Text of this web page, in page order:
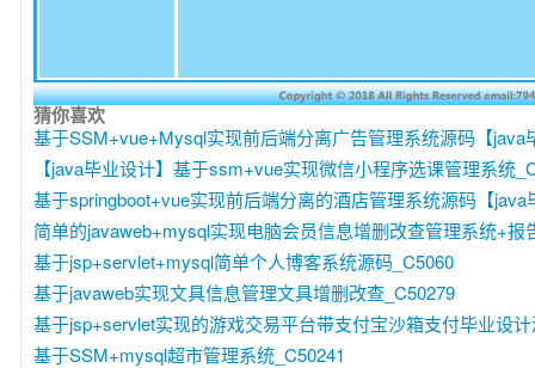
猜你喜欢
基于SSM+vue+Mysql实现前后端分离广告管理系统源码【java
【java毕业设计】基于ssm+vue实现微信小程序选课管理系统
基于springboot+vue实现前后端分离的酒店管理系统源码【java
简单的javaweb+mysql实现电脑会员信息增删改查管理系统+报
基于jsp+servlet+mysql简单个人博客系统源码_C5060
基于javaweb实现文具信息管理文具增删改查_C50279
基于jsp+servlet实现的游戏交易平台带支付宝沙箱支付毕业设
基于SSM+mysql超市管理系统_C50241